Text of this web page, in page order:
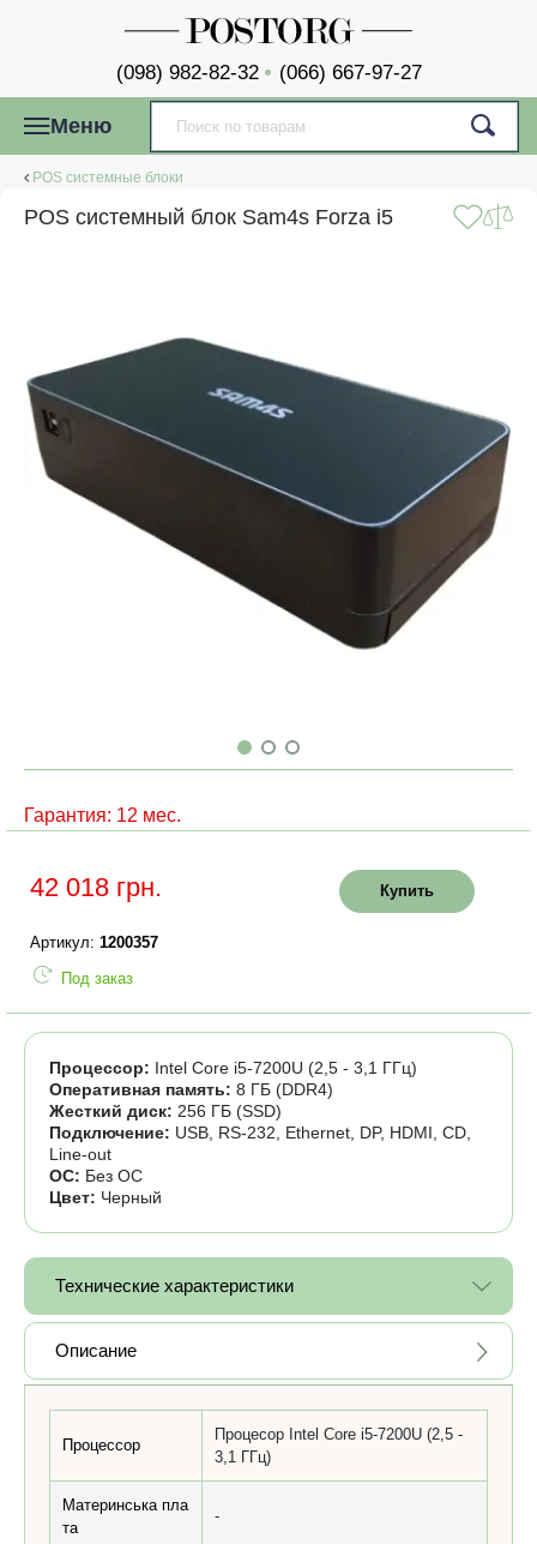
(098) 982-82-32 (066) 667-97-27
Меню
POS системные блоки
POS системный блок Sam4s Forza i5
Гарантия: 12 мес.
42 018 грн. Купить
Артикул: 1200357
Под заказ
Процессор: Intel Core i5-7200U (2,5 - 3,1 ГГц)
Оперативная память: 8 ГБ (DDR4)
Жесткий диск: 256 ГБ (SSD)
Подключение: USB, RS-232, Ethernet, DP, HDMI, CD,
Line-out
ОС: Без ОС
Цвет: Черный
Технические характеристики
Описание
Процессор
Процесор Intel Core i5-7200U (2,5 -
3,1 ГГц)
Материнська пла
та
-